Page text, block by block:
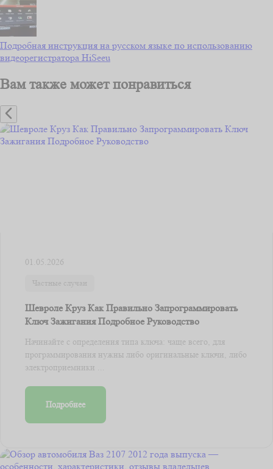
Подробная инструкция на русском языке по использованию
видеорегистратора HiSeeu
Вам также может понравиться
01.05.2026
Частные случаи
Шевроле Круз Как Правильно Запрограммировать
Ключ Зажигания Подробное Руководство
Начинайте с определения типа ключа: чаще всего, для
программирования нужны либо оригинальные ключи, либо
электроприемники ...
Подробнее